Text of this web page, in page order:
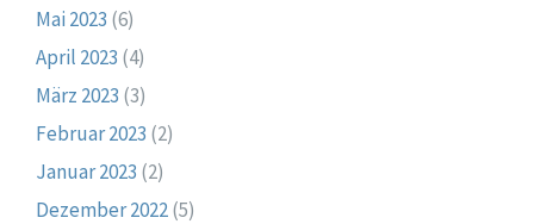
Mai 2023 (6)
April 2023 (4)
März 2023 (3)
Februar 2023 (2)
Januar 2023 (2)
Dezember 2022(5)